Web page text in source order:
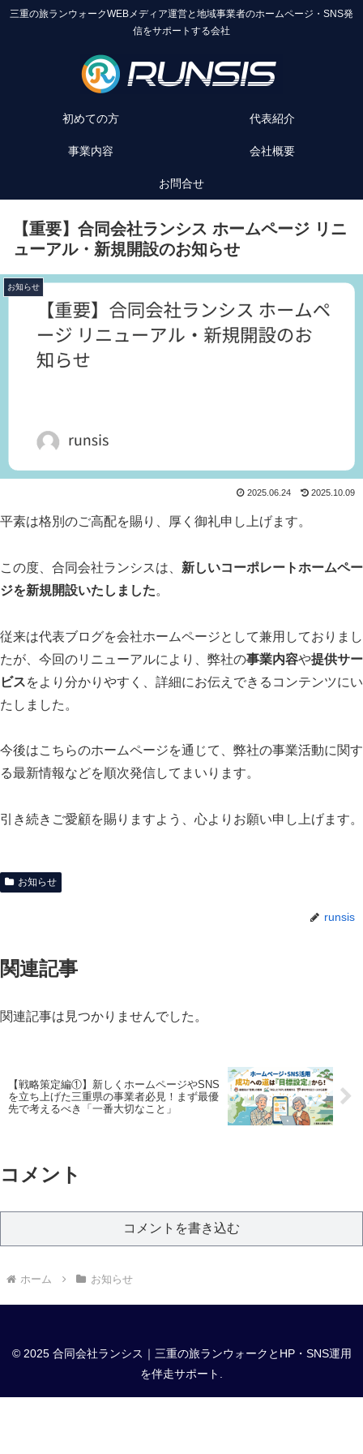
三重の旅ランウォークWEBメディア運営と地域事業者のホームページ・SNS発
信をサポートする会社
初めての方 代表紹介
事業内容 会社概要
お問合せ
【重要】合同会社ランシス ホームページ リニ
ューアル・新規開設のお知らせ
お知らせ
2025.06.24 2025.10.09
平素は格別のご高配を賜り、厚く御礼申し上げます。
この度、合同会社ランシスは、 新しいコーポレートホームペー
ジを新規開設いたしました。
従来は代表ブログを会社ホームページとして兼用しておりまし
たが、今回のリニューアルにより、弊社の事業内容や提供サー
ビスをより分かりやすく、詳細にお伝えできるコンテンツにい
たしました。
今後はこちらのホームページを通じて、弊社の事業活動に関す
る最新情報などを順次発信してまいります。
引き続きご愛顧を賜りますよう、心よりお願い申し上げます。
お知らせ
runsis
関連記事
関連記事は見つかりませんでした。
【戦略策定編①】新しくホームページやSNS
を立ち上げた三重県の事業者必見！まず最優
先で考えるべき「一番大切なこと」
コメント
コメントを書き込む
ホーム お知らせ
© 2025 合同会社ランシス｜三重の旅ランウォークとHP・SNS運用
を伴走サポート.